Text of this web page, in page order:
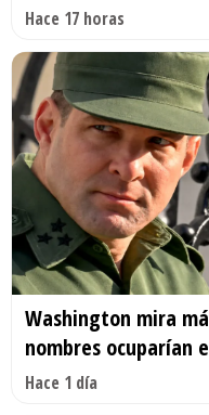
Hace 17 horas
Washington mira
nombres ocuparían
Hace 1 día